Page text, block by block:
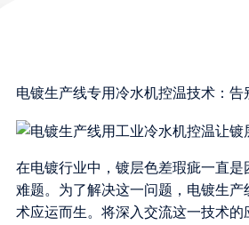
电镀生产线专用冷水机控温技术：告
在电镀行业中，镀层色差瑕疵一直是
难题。为了解决这一问题，电镀生产
术应运而生。将深入交流这一技术的